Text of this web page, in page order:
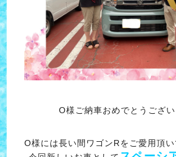
O様ご納車おめでとうござ
O様には長い間ワゴンRをご愛用頂い